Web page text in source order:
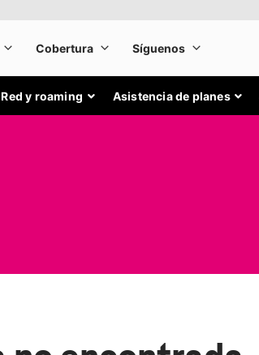
Red y roaming Asistencia de planes